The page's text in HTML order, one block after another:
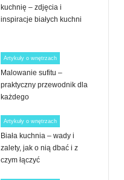
kuchnię – zdjęcia i
inspiracje białych kuchni
Artykuły o wnętrzach
Malowanie sufitu –
praktyczny przewodnik dla
każdego
Artykuły o wnętrzach
Biała kuchnia – wady i
zalety, jak o nią dbać i z
czym łączyć